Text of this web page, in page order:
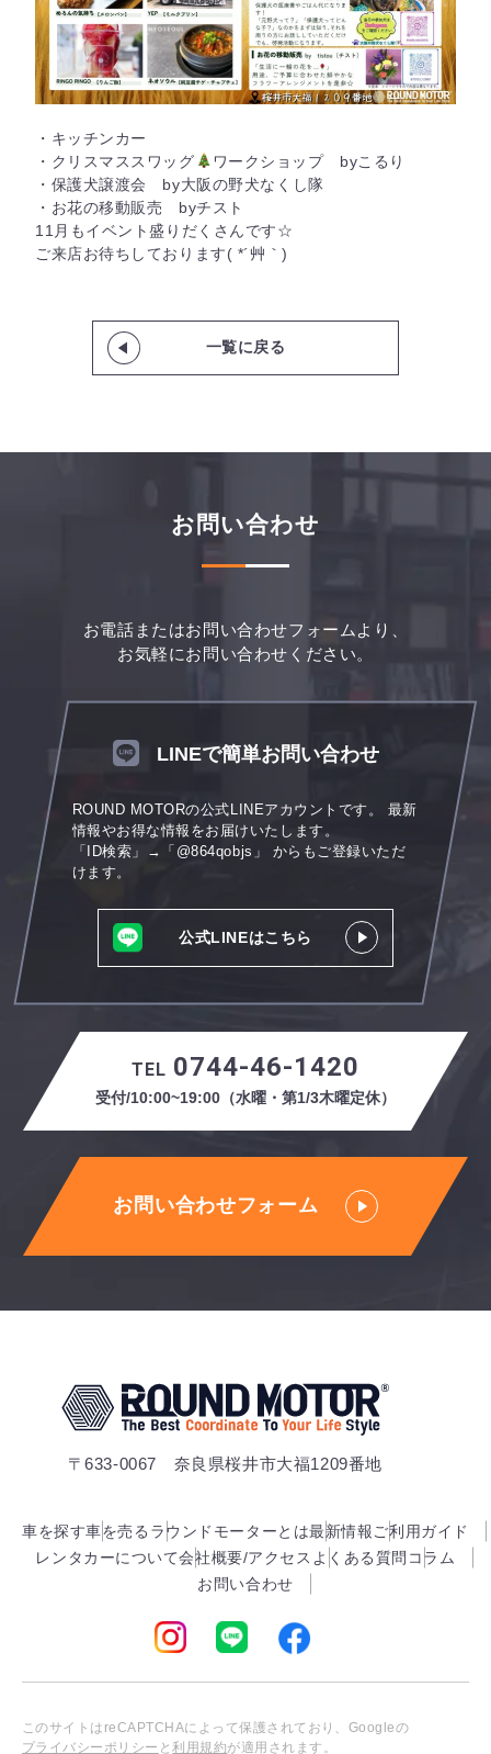
・キッチンカー
・クリスマススワッグ
ワークショップ byこるり
・保護犬譲渡会 by大阪の野犬なくし隊
・お花の移動販売 byチスト
11月もイベント盛りだくさんです☆
ご来店お待ちしております( *´艸｀)
一覧に戻る
お問い合わせ
お電話またはお問い合わせフォームより、
お気軽にお問い合わせください。
LINEで簡単お問い合わせ
ROUND MOTORの公式LINEアカウントです。
最新
情報やお得な情報をお届けいたします。
「ID検索」→「@864qobjs」
からもご登録いただ
けます。
公式LINEはこちら
TEL 0744-46-1420
受付/10:00~19:00（水曜・第1/3木曜定休）
お問い合わせフォーム
〒633-0067 奈良県桜井市大福1209番地
車を探す車を売る ラウンドモーターとは最新情報ご利用ガイド
レンタカーについて会社概要/アクセス よくある質問 コラム
お問い合わせ
このサイトはreCAPTCHAによって保護されており、Googleの
プライバシーポリシー と利用規約が適用されます。